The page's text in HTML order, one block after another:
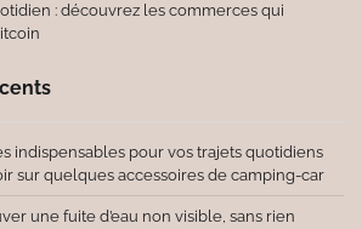
: découvrez les commerces qui
indispensables pour vos trajets quotidiens
sur quelques accessoires de camping-car
une fuite d’eau non visible, sans rien